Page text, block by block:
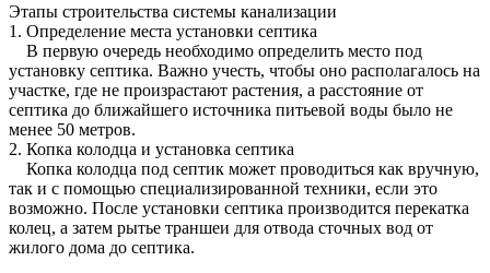
Этапы строительства системы канализации
1. Определение места установки септика
В первую очередь необходимо определить место под
установку септика. Важно учесть, чтобы оно располагалось на
участке, где не произрастают растения, а расстояние от
септика до ближайшего источника питьевой воды было не
менее 50 метров.
2. Копка колодца и установка септика
Копка колодца под септик может проводиться как вручную,
так и с помощью специализированной техники, если это
возможно. После установки септика производится перекатка
колец, а затем рытье траншеи для отвода сточных вод от
жилого дома до септика.